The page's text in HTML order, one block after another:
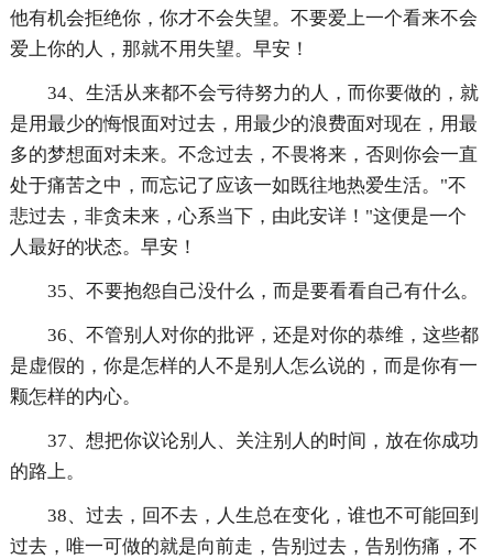
他有机会拒绝你，你才不会失望。不要爱上一个看来不会
爱上你的人，那就不用失望。早安！
34、生活从来都不会亏待努力的人，而你要做的，就
是用最少的悔恨面对过去，用最少的浪费面对现在，用最
多的梦想面对未来。不念过去，不畏将来，否则你会一直
处于痛苦之中，而忘记了应该一如既往地热爱生活。"不
悲过去，非贪未来，心系当下，由此安详！"这便是一个
人最好的状态。早安！
35、不要抱怨自己没什么，而是要看看自己有什么。
36、不管别人对你的批评，还是对你的恭维，这些都
是虚假的，你是怎样的人不是别人怎么说的，而是你有一
颗怎样的内心。
37、想把你议论别人、关注别人的时间，放在你成功
的路上。
38、过去，回不去，人生总在变化，谁也不可能回到
过去，唯一可做的就是向前走，告别过去，告别伤痛，不